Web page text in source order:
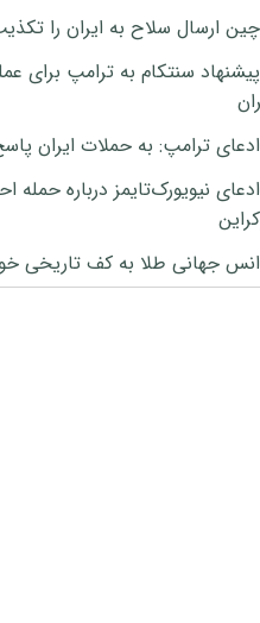
چین ارسال سلاح به ایران را
پیشنهاد سنتکام به ترامپ برای
ادعای ترامپ: به حملات ایران
ادعای نیویورک‌تایمز درباره حمله
انس جهانی طلا به کف تاریخی